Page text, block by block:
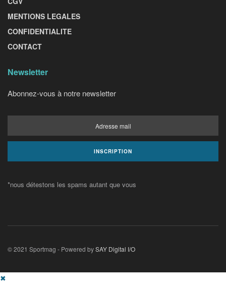
MENTIONS LEGALES
CONFIDENTIALITE
CONTACT
Newsletter
Abonnez-vous à notre newsletter
*nous détestons les spams autant que vous
© 2021 Sportmag - Powered bySAY Digital I/O
✖